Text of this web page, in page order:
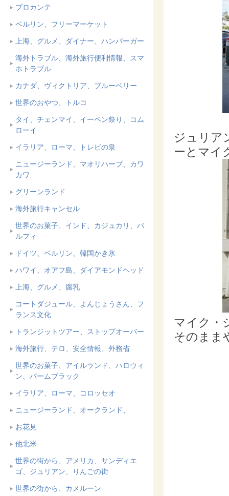
ブロカンテ
ベルリン、フリーマーケット
上海、グルメ、ダイナー、ハンバーガー
海外トラブル、海外旅行便利情報、スマ
ホトラブル
カナダ、ヴィクトリア、ブルーベリー
世界のおやつ、トルコ
タイ、チェンマイ、イーペン祭り、コム
ローイ
イラリア、ローマ、トレビの泉
ニュージーランド、マオリハーブ、カワ
カワ
グリーンランド
海外旅行キャンセル
世界のお菓子、インド、カジュカリ、バ
ルフィ
ドイツ、ベルリン、韓国かき氷
ハワイ、オアフ島、ダイアモンドヘッド
上海、グルメ、腐乳
コートダジュール、よんじょうさん、フ
ランス文化
トランジットツアー、ストップオーバー
海外旅行、テロ、安全情報、外務省
世界のお菓子、アイルランド、ハロウィ
ン、バームブラック
イラリア、ローマ、コロッセオ
ニュージーランド、オークランド、
お花見
他北米
世界の街から、アメリカ、サンディエ
ゴ、ジュリアン、りんごの街
世界の街から、カメルーン
ジュリア
ーとマイ
マイク・
そのまま